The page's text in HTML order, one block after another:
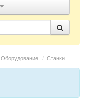
Оборудование / Станки